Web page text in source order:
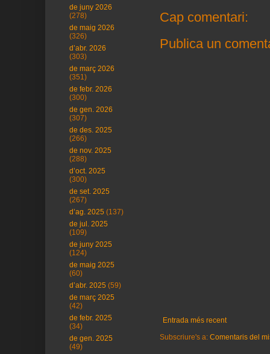
Cap comentari:
Publica un
Entrada més recent
Subscriure's a: Comentaris del
de juny 2026
(278)
de maig 2026
(326)
d’abr. 2026
(303)
de març 2026
(351)
de febr. 2026
(300)
de gen. 2026
(307)
de des. 2025
(266)
de nov. 2025
(288)
d’oct. 2025
(300)
de set. 2025
(267)
d’ag. 2025 (137)
de jul. 2025
(109)
de juny 2025
(124)
de maig 2025
(60)
d’abr. 2025 (59)
de març 2025
(42)
de febr. 2025
(34)
de gen. 2025
(49)